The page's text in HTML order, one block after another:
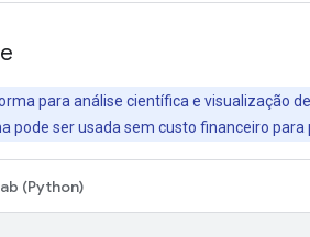
para análise científica e visualização
ser usada sem custo financeiro
(Python)